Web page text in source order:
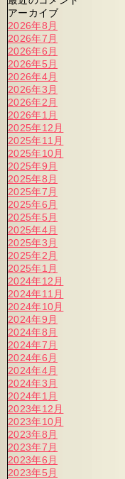
アーカイブ
2026年8月
2026年7月
2026年6月
2026年5月
2026年4月
2026年3月
2026年2月
2026年1月
2025年12月
2025年11月
2025年10月
2025年9月
2025年8月
2025年7月
2025年6月
2025年5月
2025年4月
2025年3月
2025年2月
2025年1月
2024年12月
2024年11月
2024年10月
2024年9月
2024年8月
2024年7月
2024年6月
2024年4月
2024年3月
2024年1月
2023年12月
2023年10月
2023年8月
2023年7月
2023年6月
2023年5月